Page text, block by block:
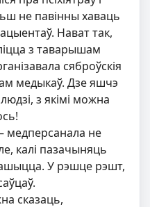
не павінны хаваць
Нават так,
з таварышам
сяброўскія
медыкаў. Дзе яшчэ
з якімі можна
медперсанала не
калі пазачыняць
У рэшце рэшт,
сказаць,